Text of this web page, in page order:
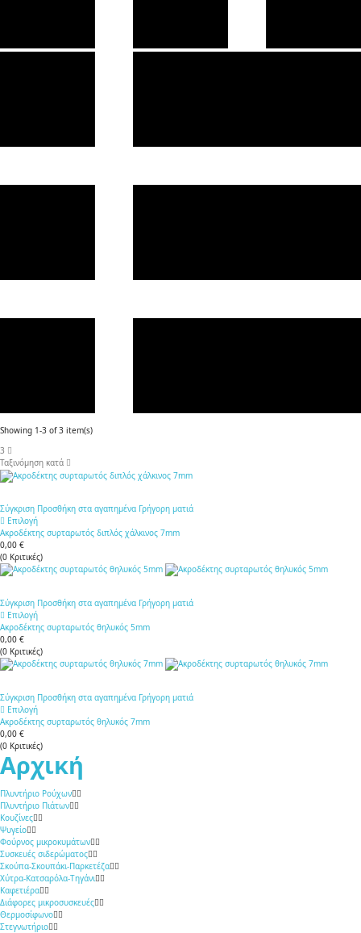
Showing 1-3 of 3 item(s)
3
Ταξινόμηση κατά
Σύγκριση Προσθήκη στα αγαπημένα Γρήγορη ματιά
Επιλογή
Ακροδέκτης συρταρωτός διπλός χάλκινος 7mm
0,00 €
(0 Κριτικές)
Σύγκριση Προσθήκη στα αγαπημένα Γρήγορη ματιά
Επιλογή
Ακροδέκτης συρταρωτός θηλυκός 5mm
0,00 €
(0 Κριτικές)
Σύγκριση Προσθήκη στα αγαπημένα Γρήγορη ματιά
Επιλογή
Ακροδέκτης συρταρωτός θηλυκός 7mm
0,00 €
(0 Κριτικές)
Αρχική
Πλυντήριο Ρούχων
Πλυντήριο Πιάτων
Κουζίνες
Ψυγείο
Φούρνος μικροκυμάτων
Συσκευές σιδερώματος
Σκούπα-Σκουπάκι-Παρκετέζα
Χύτρα-Κατσαρόλα-Τηγάνι
Καφετιέρα
Διάφορες μικροσυσκευές
Θερμοσίφωνο
Στεγνωτήριο